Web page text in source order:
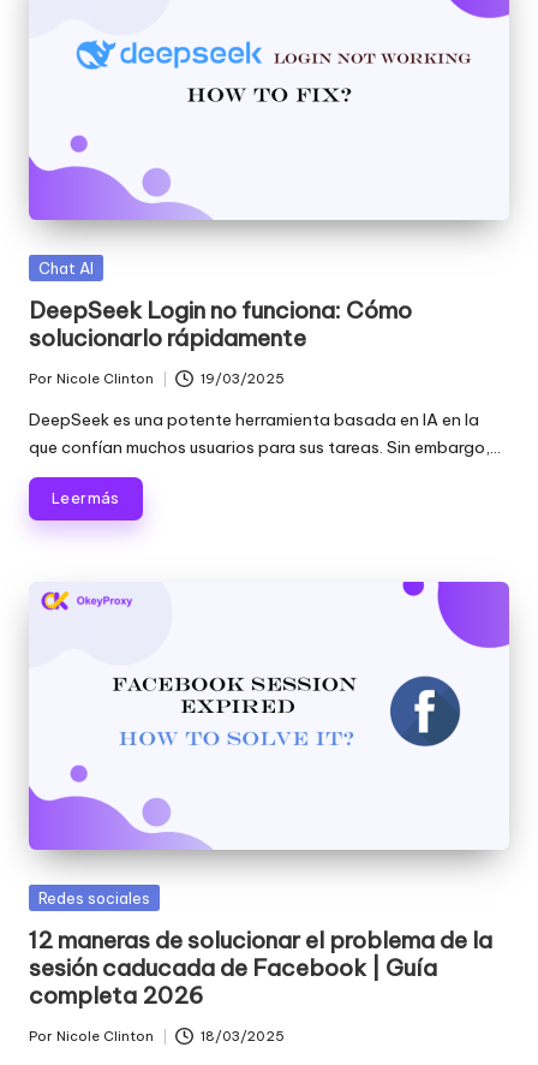
Publicada
Chat AI
DeepSeek Login no funciona: Cómo
solucionarlo rápidamente
por
Por Nicole Clinton 19/03/2025
DeepSeek es una potente herramienta basada en IA en la
que confían muchos usuarios para sus tareas. Sin embargo,...
Leer más
Publicada
Redes sociales
12 maneras de solucionar el problema de la
sesión caducada de Facebook | Guía
completa 2026
Por Nicole Clinton 18/03/2025